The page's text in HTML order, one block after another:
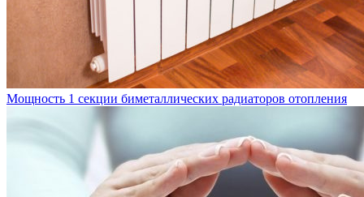
Мощность 1 секции биметаллических радиаторов отопления